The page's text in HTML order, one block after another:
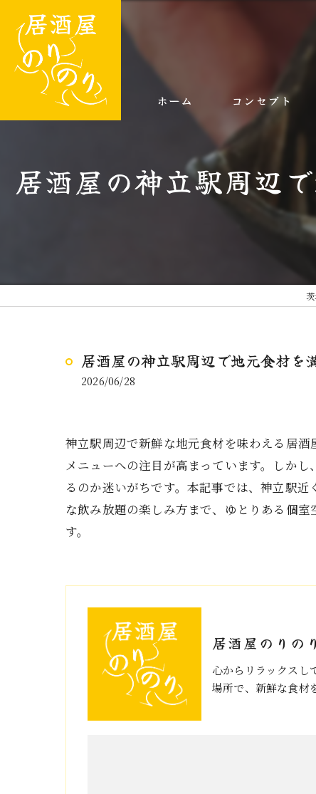
ホーム コンセプト
居酒屋の神立駅周辺
居酒屋の神立駅周辺で地元食材を
2026/06/28
神立駅周辺で新鮮な地元食材を味わえる居
メニューへの注目が高まっています。しか
るのか迷いがちです。本記事では、神立駅
な飲み放題の楽しみ方まで、ゆとりある個
す。
居酒屋のりのり
心からリラックスし
場所で、新鮮な食材